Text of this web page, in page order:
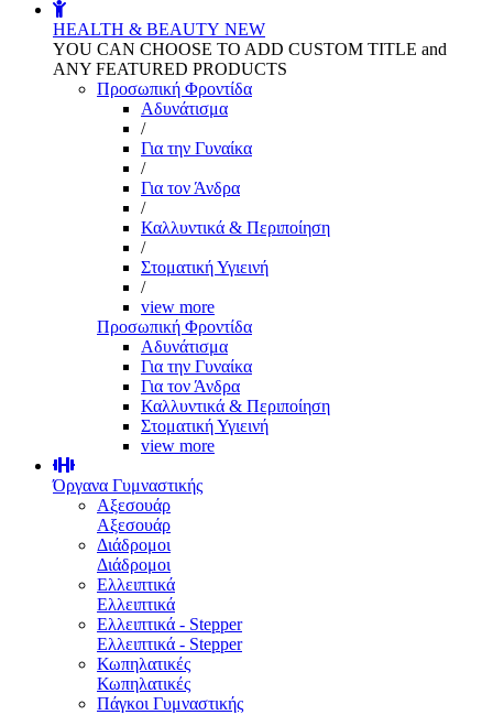
HEALTH & BEAUTY NEW
YOU CAN CHOOSE TO ADD CUSTOM TITLE and
ANY FEATURED PRODUCTS
Προσωπική Φροντίδα
Αδυνάτισμα
/
Για την Γυναίκα
/
Για τον Άνδρα
/
Καλλυντικά & Περιποίηση
/
Στοματική Υγιεινή
/
view more
Προσωπική Φροντίδα
Αδυνάτισμα
Για την Γυναίκα
Για τον Άνδρα
Καλλυντικά & Περιποίηση
Στοματική Υγιεινή
view more
Όργανα Γυμναστικής
Αξεσουάρ
Αξεσουάρ
Διάδρομοι
Διάδρομοι
Ελλειπτικά
Ελλειπτικά
Ελλειπτικά - Stepper
Ελλειπτικά - Stepper
Κωπηλατικές
Κωπηλατικές
Πάγκοι Γυμναστικής